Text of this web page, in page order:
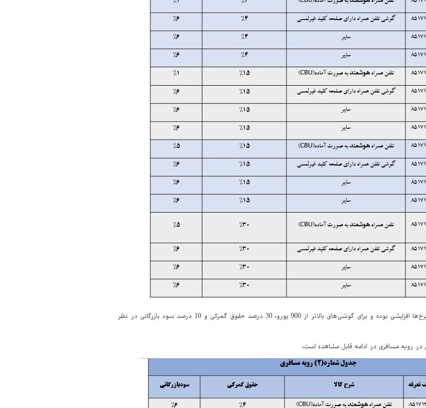
نیز نرخ‌ها افزایشی بوده و برای گوشی‌های بالاتر از 900 یورو، 30 درصد حقوق گمرکی و 10 درصد سود بازرگانی در نظر
در رویه مسافری در ادامه قابل مشاهده است،